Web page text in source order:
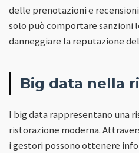
delle prenotazioni e
solo può comportare sanzioni
danneggiare la reputazione
Big data nella
I big data rappresentano una
ristorazione moderna.
i gestori possono ottenere